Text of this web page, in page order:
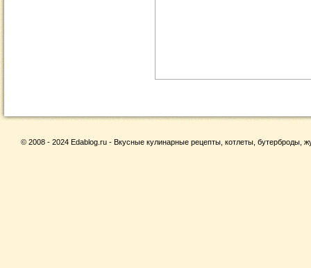
© 2008 - 2024 Edablog.ru - Вкусные кулинарные рецепты, котлеты, бутерброды,